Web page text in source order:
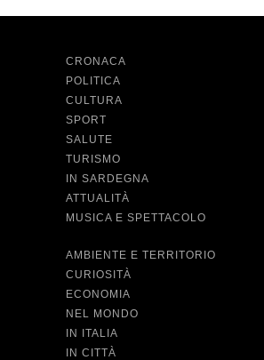
CRONACA
POLITICA
CULTURA
SPORT
SALUTE
TURISMO
IN SARDEGNA
ATTUALITÀ
MUSICA E SPETTACOLO
AMBIENTE E TERRITORIO
CURIOSITÀ
ECONOMIA
NEL MONDO
IN ITALIA
IN CITTÀ